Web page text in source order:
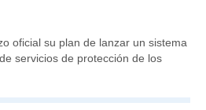
oficial su plan de lanzar un sistema
servicios de protección de los